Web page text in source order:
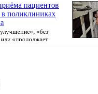
пациентов
поликлиниках
«без
«продолжает